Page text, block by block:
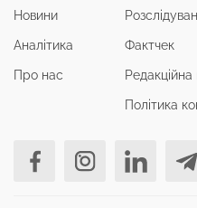
Новини
Аналітика
Про нас
Фактчек
Редакційна
Політика